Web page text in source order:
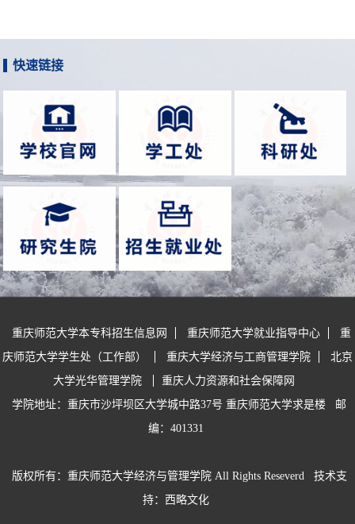
快速链接
重庆师范大学本专科招生信息网 重庆师范大学就业指导中心
重
庆师范大学学生处（工作部）
重庆大学经济与工商管理学院
北京
大学光华管理学院
重庆人力资源和社会保障网
学院地址：重庆市沙坪坝区大学城中路37号 重庆师范大学求是楼
邮
编：401331
版权所有：重庆师范大学经济与管理学院 All Rights Reseverd
技术支
持：西略文化